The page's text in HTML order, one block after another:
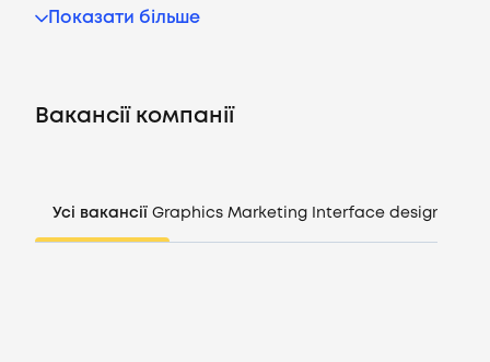
UA
Показати більше
Вакансії компанії
Усі вакансії Graphics Marketing Interface design